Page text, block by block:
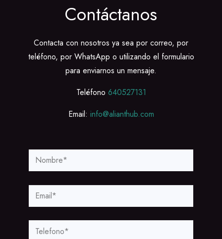
Contáctanos
Contacta con nosotros ya sea por correo, por
teléfono, por WhatsApp o utilizando el formulario
para enviarnos un mensaje.
Teléfono 640527131
Email: info@alianthub.com